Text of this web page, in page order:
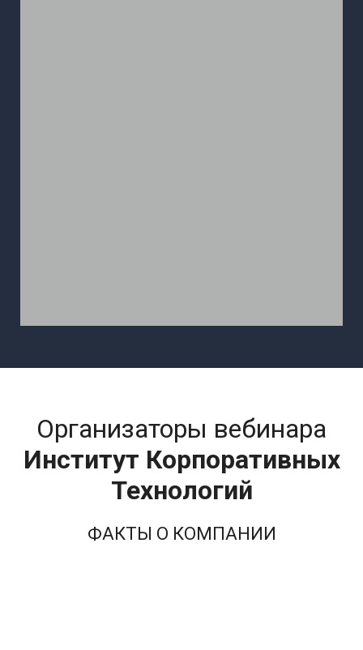
Организаторы вебинара
Институт Корпоративных
Технологий
ФАКТЫ О КОМПАНИИ